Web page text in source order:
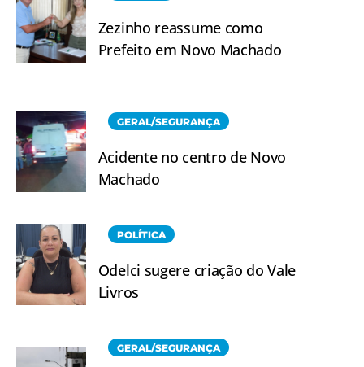
Zezinho reassume como
Prefeito em Novo Machado
GERAL/SEGURANÇA
Acidente no centro de Novo
Machado
POLÍTICA
Odelci sugere criação do Vale
Livros
GERAL/SEGURANÇA